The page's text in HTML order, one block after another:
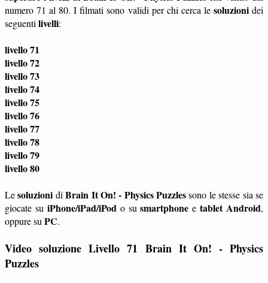
numero 71 al 80. I filmati sono validi per chi cerca le soluzionidei
seguenti livelli:
livello 71
livello 72
livello 73
livello 74
livello 75
livello 76
livello 77
livello 78
livello 79
livello 80
Lesoluzioni diBrain It On! - Physics Puzzlessono le stesse sia se
giocate su iPhone/iPad/iPod o susmartphone etablet Android,
oppure su PC.
Video soluzione Livello 71 Brain It On! - Physics
Puzzles